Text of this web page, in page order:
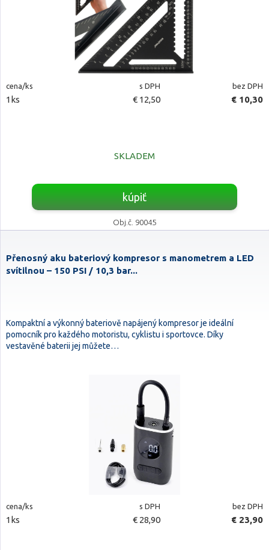
cena/ks s DPH bez DPH
1ks € 12,50 € 10,30
SKLADEM
kúpiť
Obj.č. 90045
Přenosný aku bateriový kompresor s manometrem a LED
svítilnou – 150 PSI / 10,3 bar...
Kompaktní a výkonný bateriově napájený kompresor je ideální
pomocník pro každého motoristu, cyklistu i sportovce. Díky
vestavěné baterii jej můžete…
cena/ks s DPH bez DPH
1ks € 28,90 € 23,90